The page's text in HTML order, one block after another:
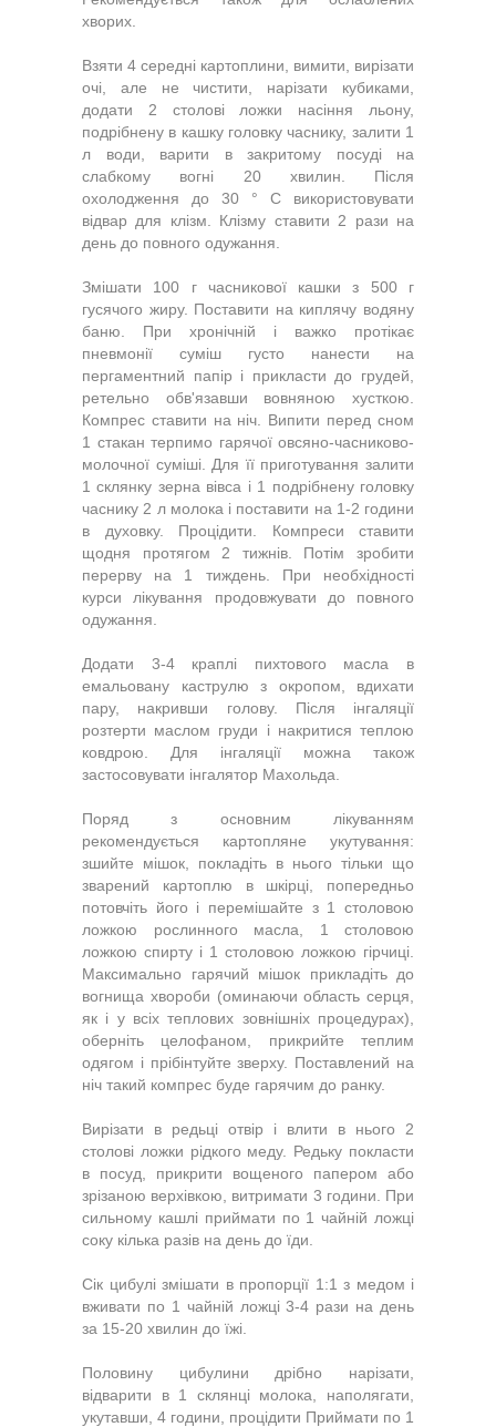
хворих.
Взяти 4 середні картоплини, вимити, вирізати
очі, але не чистити, нарізати кубиками,
додати 2 столові ложки насіння льону,
подрібнену в кашку головку часнику, залити 1
л води, варити в закритому посуді на
слабкому вогні 20 хвилин. Після
охолодження до 30 ° С використовувати
відвар для клізм. Клізму ставити 2 рази на
день до повного одужання.
Змішати 100 г часникової кашки з 500 г
гусячого жиру. Поставити на киплячу водяну
баню. При хронічній і важко протікає
пневмонії суміш густо нанести на
пергаментний папір і прикласти до грудей,
ретельно обв'язавши вовняною хусткою.
Компрес ставити на ніч. Випити перед сном
1 стакан терпимо гарячої овсяно-часниково-
молочної суміші. Для її приготування залити
1 склянку зерна вівса і 1 подрібнену головку
часнику 2 л молока і поставити на 1-2 години
в духовку. Процідити. Компреси ставити
щодня протягом 2 тижнів. Потім зробити
перерву на 1 тиждень. При необхідності
курси лікування продовжувати до повного
одужання.
Додати 3-4 краплі пихтового масла в
емальовану каструлю з окропом, вдихати
пару, накривши голову. Після інгаляції
розтерти маслом груди і накритися теплою
ковдрою. Для інгаляції можна також
застосовувати інгалятор Махольда.
Поряд з основним лікуванням
рекомендується картопляне укутування:
зшийте мішок, покладіть в нього тільки що
зварений картоплю в шкірці, попередньо
потовчіть його і перемішайте з 1 столовою
ложкою рослинного масла, 1 столовою
ложкою спирту і 1 столовою ложкою гірчиці.
Максимально гарячий мішок прикладіть до
вогнища хвороби (оминаючи область серця,
як і у всіх теплових зовнішніх процедурах),
оберніть целофаном, прикрийте теплим
одягом і прібінтуйте зверху. Поставлений на
ніч такий компрес буде гарячим до ранку.
Вирізати в редьці отвір і влити в нього 2
столові ложки рідкого меду. Редьку покласти
в посуд, прикрити вощеного папером або
зрізаною верхівкою, витримати 3 години. При
сильному кашлі приймати по 1 чайній ложці
соку кілька разів на день до їди.
Сік цибулі змішати в пропорції 1:1 з медом і
вживати по 1 чайній ложці 3-4 рази на день
за 15-20 хвилин до їжі.
Половину цибулини дрібно нарізати,
відварити в 1 склянці молока, наполягати,
укутавши, 4 години, процідити Приймати по 1